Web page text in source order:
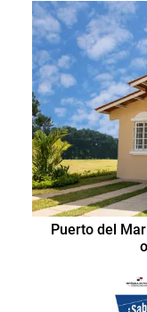
Puerto del